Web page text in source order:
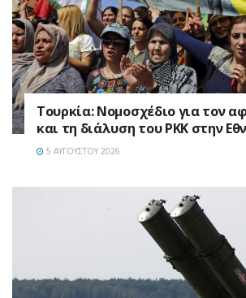
Τουρκία: Νομοσχέδιο για τον
και τη διάλυση του PKK στην
5 ΑΥΓΟΎΣΤΟΥ 2026